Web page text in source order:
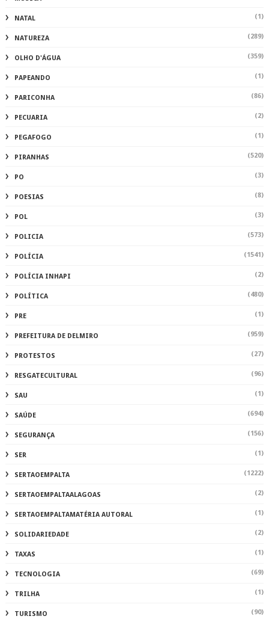
NATAL (1)
NATUREZA (289)
OLHO D'ÁGUA (359)
PAPEANDO (1)
PARICONHA (86)
PECUARIA (2)
PEGAFOGO (1)
PIRANHAS (520)
PO (3)
POESIAS (8)
POL (3)
POLICIA (573)
POLÍCIA (1541)
POLÍCIA INHAPI (2)
POLÍTICA (480)
PRE (1)
PREFEITURA DE DELMIRO (959)
PROTESTOS (27)
RESGATECULTURAL (96)
SAU (1)
SAÚDE (694)
SEGURANÇA (156)
SER (1)
SERTAOEMPALTA (1222)
SERTAOEMPALTAALAGOAS (2)
SERTAOEMPALTAMATÉRIA AUTORAL (1)
SOLIDARIEDADE (2)
TAXAS (1)
TECNOLOGIA (69)
TRILHA (1)
TURISMO (90)